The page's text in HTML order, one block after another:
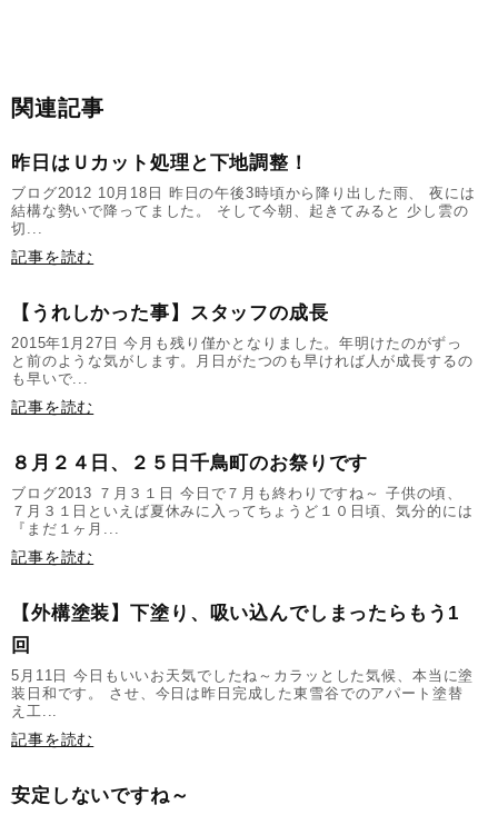
関連記事
昨日はＵカット処理と下地調整！
ブログ2012 10月18日 昨日の午後3時頃から降り出した雨、 夜には
結構な勢いで降ってました。 そして今朝、起きてみると 少し雲の
切...
記事を読む
【うれしかった事】スタッフの成長
2015年1月27日 今月も残り僅かとなりました。年明けたのがずっ
と前のような気がします。月日がたつのも早ければ人が成長するの
も早いで...
記事を読む
８月２４日、２５日千鳥町のお祭りです
ブログ2013 ７月３１日 今日で７月も終わりですね～ 子供の頃、
７月３１日といえば夏休みに入ってちょうど１０日頃、気分的には
『まだ１ヶ月...
記事を読む
【外構塗装】下塗り、吸い込んでしまったらもう1
回
5月11日 今日もいいお天気でしたね～カラッとした気候、本当に塗
装日和です。 させ、今日は昨日完成した東雪谷でのアパート塗替
え工...
記事を読む
安定しないですね～